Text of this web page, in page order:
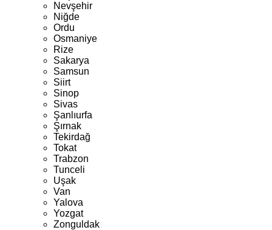
Nevşehir
Niğde
Ordu
Osmaniye
Rize
Sakarya
Samsun
Siirt
Sinop
Sivas
Şanlıurfa
Şırnak
Tekirdağ
Tokat
Trabzon
Tunceli
Uşak
Van
Yalova
Yozgat
Zonguldak